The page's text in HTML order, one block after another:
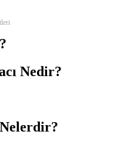
Nedir?